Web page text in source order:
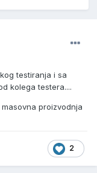
testiranja i sa
kolega testera....
proizvodnja
2